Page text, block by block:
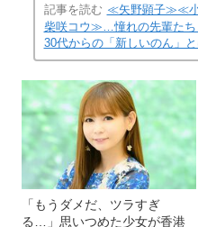
記事を読む ≪矢野顕子≫≪
柴咲コウ≫…憧れの先輩たち
30代からの「新しいのん」と
「もうダメだ、ツラすぎ
る…」思いつめた少女が香港